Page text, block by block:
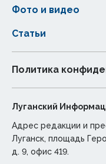
Статьи
Фото и видео
Политика
Луганский
Адрес редакции и
Луганск, площадь
д. 9, офис 419.